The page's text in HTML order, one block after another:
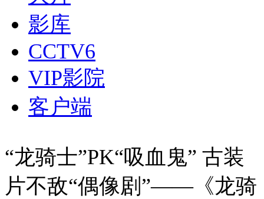
影库
CCTV6
VIP影院
客户端
“龙骑士”PK“吸血鬼” 古装
片不敌“偶像剧”——《龙骑